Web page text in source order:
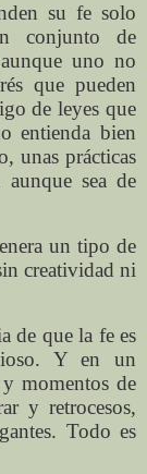
su fe solo
conjunto de
uno no
que pueden
de leyes que
entienda bien
unas prácticas
sea de
un tipo de
creatividad ni
de que la fe es
Y en un
momentos de
y retrocesos,
Todo es